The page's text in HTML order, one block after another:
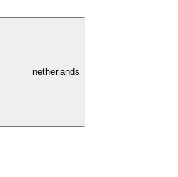
netherlands